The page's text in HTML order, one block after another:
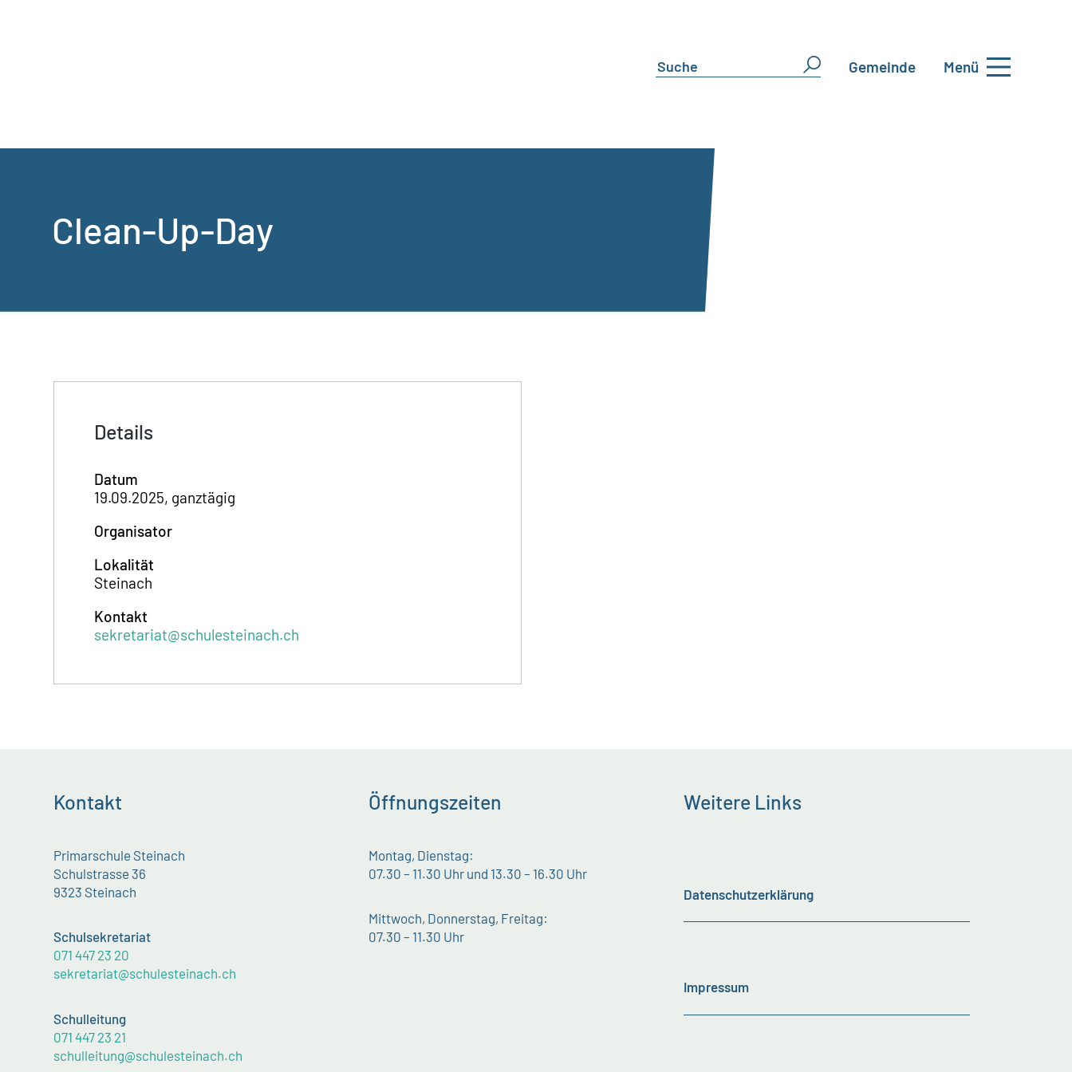
Gemeinde Menü
Clean-Up-Day
Details
Datum
19.09.2025, ganztägig
Organisator
Lokalität
Steinach
Kontakt
sekretariat@schulesteinach.ch
Kontakt
Primarschule Steinach
Schulstrasse 36
9323 Steinach
Schulsekretariat
071 447 23 20
sekretariat@schulesteinach.ch
Schulleitung
071 447 23 21
schulleitung@schulesteinach.ch
Öffnungszeiten
Montag, Dienstag:
07.30 – 11.30 Uhr und 13.30 – 16.30 Uhr
Mittwoch, Donnerstag, Freitag:
07.30 – 11.30 Uhr
Weitere Links
Datenschutzerklärung
Impressum